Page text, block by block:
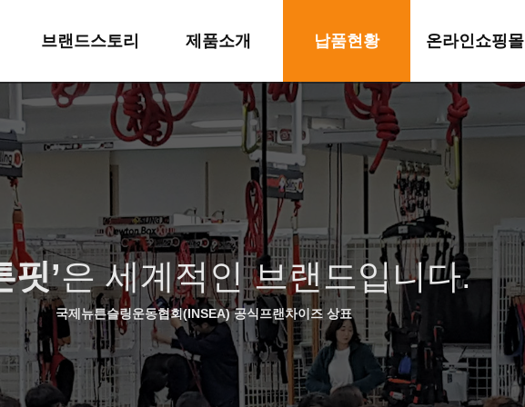
브랜드스토리
브랜드소개
브랜드특징
산업재산권
오시는길
제품소개
1 워킹레일
2 워킹슬링
3 실버슬링
4 뉴튼슬링
5 뉴튼박스
6 기타제품
납품현황
주간보호&요양원
워킹레일
뉴튼슬링3단
뉴튼박스
기타제품
온라인쇼핑몰
쇼핑몰 바로가기
핏’은 세계적인 브랜드입니다.
국제뉴튼슬링운동협회(INSEA) 공식프랜차이즈 상표